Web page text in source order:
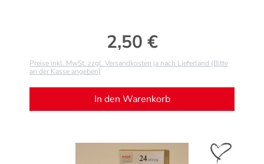
Regulärer Preis:
2,50 €
Preise inkl. MwSt. zzgl. Versandkosten ja nach Lieferland (Bitte
an der Kasse angeben)
In den Warenkorb